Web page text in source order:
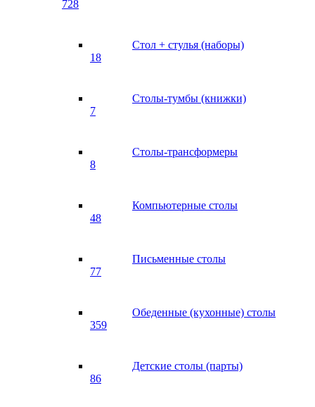
728
Стол + стулья (наборы)
18
Столы-тумбы (книжки)
7
Столы-трансформеры
8
Компьютерные столы
48
Письменные столы
77
Обеденные (кухонные) столы
359
Детские столы (парты)
86